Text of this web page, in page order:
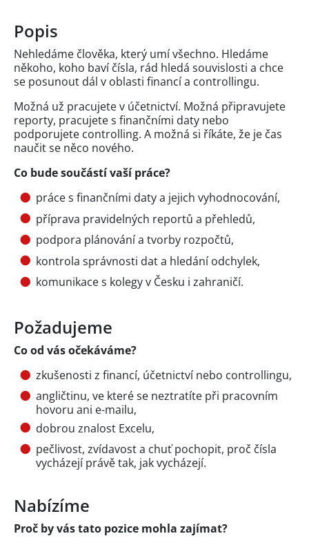
Popis
Nehledáme člověka, který umí všechno. Hledáme
někoho, koho baví čísla, rád hledá souvislosti a chce
se posunout dál v oblasti financí a controllingu.
Možná už pracujete v účetnictví. Možná připravujete
reporty, pracujete s finančními daty nebo
podporujete controlling. A možná si říkáte, že je čas
naučit se něco nového.
Co bude součástí vaší práce?
práce s finančními daty a jejich vyhodnocování,
příprava pravidelných reportů a přehledů,
podpora plánování a tvorby rozpočtů,
kontrola správnosti dat a hledání odchylek,
komunikace s kolegy v Česku i zahraničí.
Požadujeme
Co od vás očekáváme?
zkušenosti z financí, účetnictví nebo controllingu,
angličtinu, ve které se neztratíte při pracovním
hovoru ani e-mailu,
dobrou znalost Excelu,
pečlivost, zvídavost a chuť pochopit, proč čísla
vycházejí právě tak, jak vycházejí.
Nabízíme
Proč by vás tato pozice mohla zajímat?